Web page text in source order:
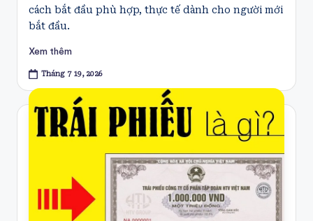
cách bắt đầu phù hợp, thực tế dành cho người mới
bắt đầu.
Xem thêm
Tháng 7 19, 2026